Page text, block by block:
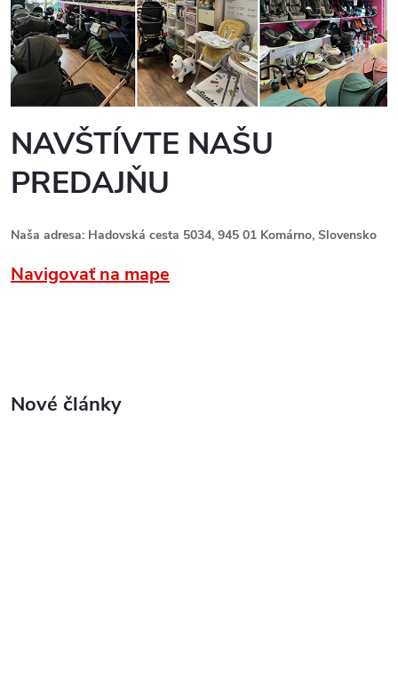
NAVŠTÍVTE NAŠU
PREDAJŇU
Naša adresa: Hadovská cesta 5034, 945 01 Komárno, Slovensko
Navigovať na mape
Nové články